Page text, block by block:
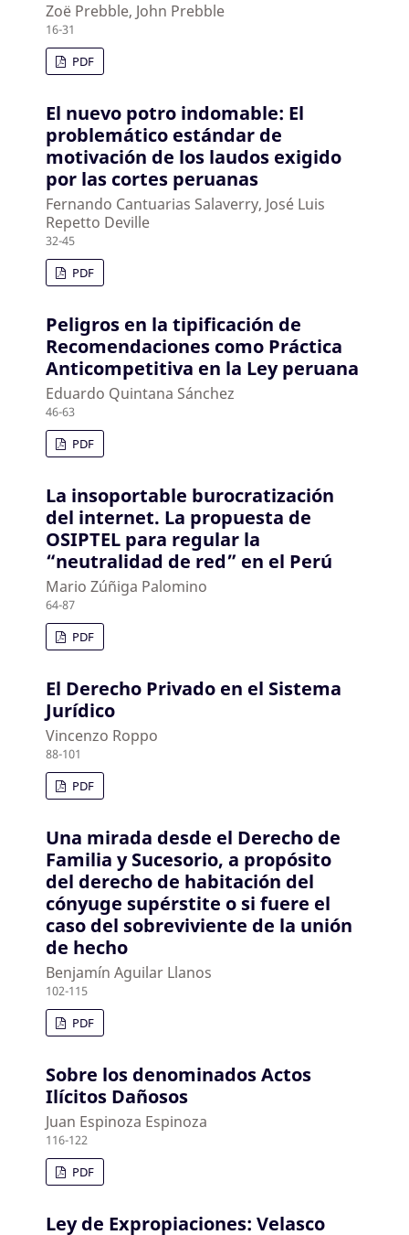
Zoë Prebble, John Prebble
16-31
PDF
El nuevo potro indomable: El
problemático estándar de
motivación de los laudos exigido
por las cortes peruanas
Fernando Cantuarias Salaverry, José Luis
Repetto Deville
32-45
PDF
Peligros en la tipificación de
Recomendaciones como Práctica
Anticompetitiva en la Ley peruana
Eduardo Quintana Sánchez
46-63
PDF
La insoportable burocratización
del internet. La propuesta de
OSIPTEL para regular la
“neutralidad de red” en el Perú
Mario Zúñiga Palomino
64-87
PDF
El Derecho Privado en el Sistema
Jurídico
Vincenzo Roppo
88-101
PDF
Una mirada desde el Derecho de
Familia y Sucesorio, a propósito
del derecho de habitación del
cónyuge supérstite o si fuere el
caso del sobreviviente de la unión
de hecho
Benjamín Aguilar Llanos
102-115
PDF
Sobre los denominados Actos
Ilícitos Dañosos
Juan Espinoza Espinoza
116-122
PDF
Ley de Expropiaciones: Velasco